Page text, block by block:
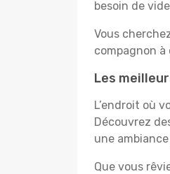
besoin de
Vous
compagnon
Les
L’endroit où
Découvrez
une
Que vous